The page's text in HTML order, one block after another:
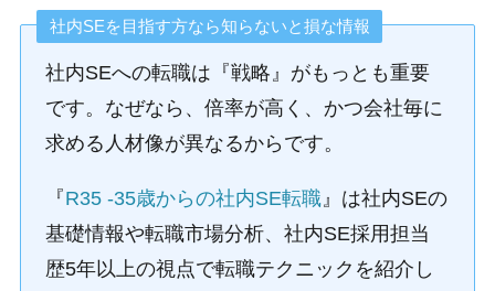
社内SEを目指す方なら知らないと損な情報
社内SEへの転職は『戦略』がもっとも重要
です。なぜなら、倍率が高く、かつ会社毎に
求める人材像が異なるからです。
『R35 -35歳からの社内SE転職 』は社内SEの
基礎情報や転職市場分析、社内SE採用担当
歴5年以上の視点で転職テクニックを紹介し